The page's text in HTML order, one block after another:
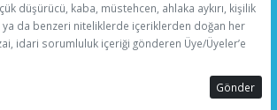
düşürücü, kaba, müstehcen, ahlaka aykırı, kişilik
ya da benzeri niteliklerde içeriklerden doğan her
idari sorumluluk içeriği gönderen Üye/Üyeler’e
Gönder